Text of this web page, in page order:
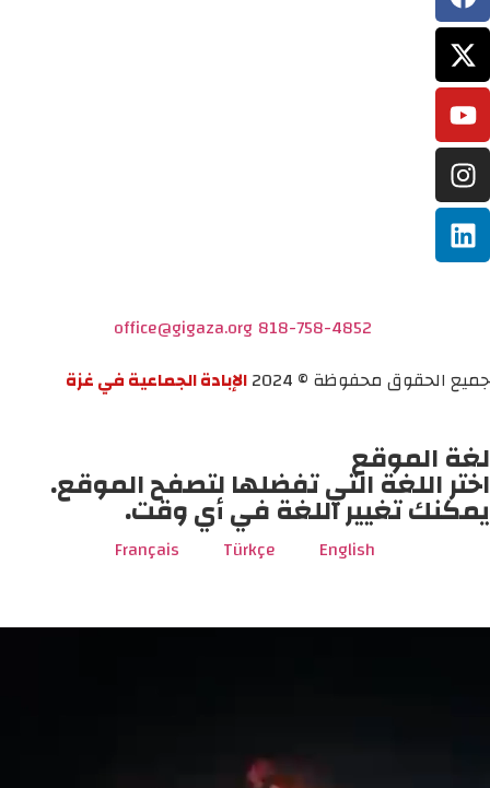
818-758-4852
office@gigaza.org
جميع الحقوق محفوظة © 2024
الإبادة الجماعية في غزة
لغة الموقع
اختر اللغة التي تفضلها لتصفح الموقع.
يمكنك تغيير اللغة في أي وقت.
English
Türkçe
Français